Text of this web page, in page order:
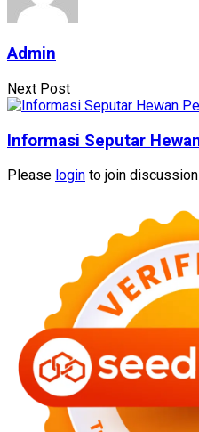
Admin
Next Post
Informasi Seputar
Please login to join discussion